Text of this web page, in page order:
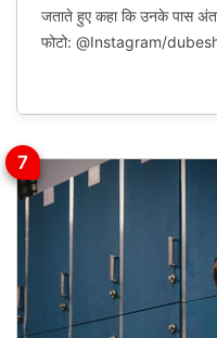
जताते हुए कहा कि उनके पास
फोटो: @Instagram/